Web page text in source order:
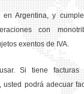
en Argentina, y
con
exentos de IVA.
Si tiene facturas
usted podrá adecuar